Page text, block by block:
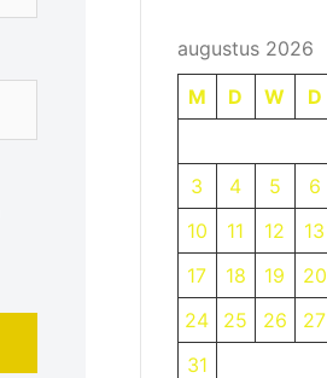
augustus 2026
M
D W D
3
4 5 6
10
11 12 13
17
18 19 20
24
25 26 27
31